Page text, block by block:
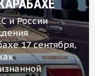
и России
17 сентября,